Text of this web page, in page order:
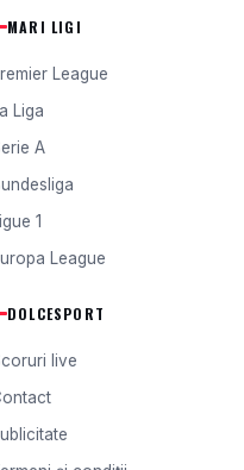
MARI LIGI
League
Liga
A
1
League
DOLCESPORT
live